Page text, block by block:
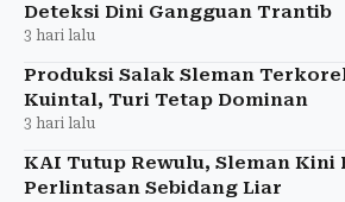
Deteksi Dini Gangguan Trantib
3 hari lalu
Produksi Salak Sleman
Kuintal, Turi Tetap Dominan
3 hari lalu
KAI Tutup Rewulu, Sleman Kini
Perlintasan Sebidang Liar